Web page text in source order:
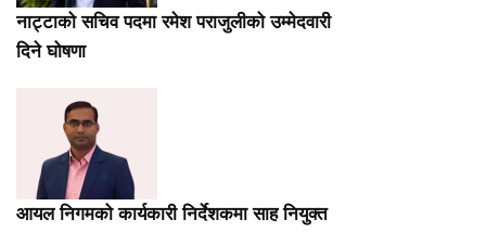
नाट्टाको सचिव पदमा रमेश पराजुलीको उम्मेदवारी
दिने घोषणा
आयल निगमको कार्यकारी निर्देशकमा साह नियुक्त